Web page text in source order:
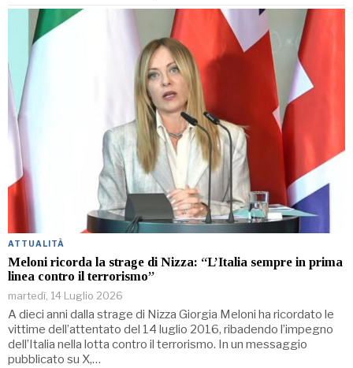
ATTUALITÀ
Meloni ricorda la strage di Nizza: “L’Italia sempre in prima
linea contro il terrorismo”
martedì, 14 Luglio 2026
A dieci anni dalla strage di Nizza Giorgia Meloni ha ricordato le
vittime dell’attentato del 14 luglio 2016, ribadendo l’impegno
dell’Italia nella lotta contro il terrorismo. In un messaggio
pubblicato su X,…